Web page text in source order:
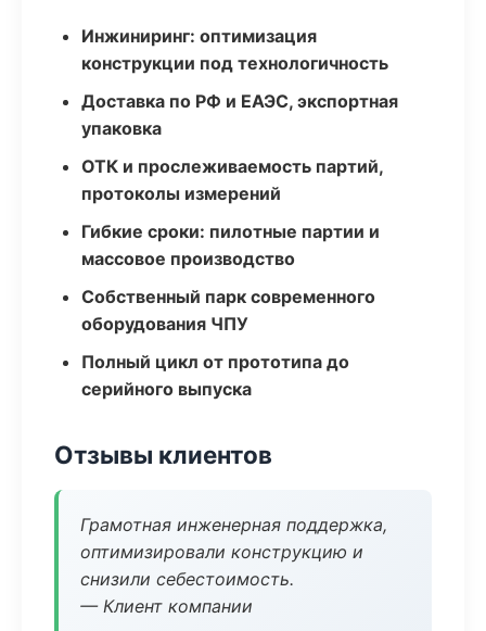
Инжиниринг: оптимизация
конструкции под технологичность
Доставка по РФ и ЕАЭС, экспортная
упаковка
ОТК и прослеживаемость партий,
протоколы измерений
Гибкие сроки: пилотные партии и
массовое производство
Собственный парк современного
оборудования ЧПУ
Полный цикл от прототипа до
серийного выпуска
Отзывы клиентов
Грамотная инженерная поддержка,
оптимизировали конструкцию и
снизили себестоимость.
— Клиент компании